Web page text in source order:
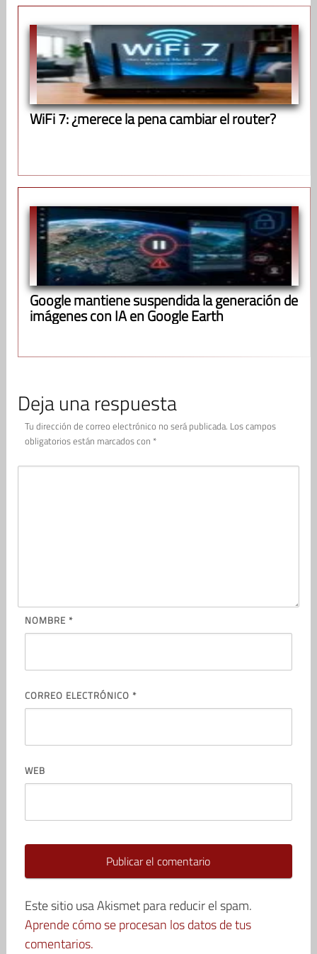
WiFi 7: ¿merece la pena cambiar el router?
Google mantiene suspendida la generación de
imágenes con IA en Google Earth
Deja una respuesta
Tu dirección de correo electrónico no será publicada. Los campos
obligatorios están marcados con *
NOMBRE *
CORREO ELECTRÓNICO *
WEB
Este sitio usa Akismet para reducir el spam.
Aprende cómo se procesan los datos de tus
comentarios.